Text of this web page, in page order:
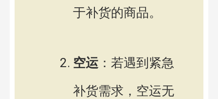
于补货的商品。
空运 ：若遇到紧急
补货需求，空运无